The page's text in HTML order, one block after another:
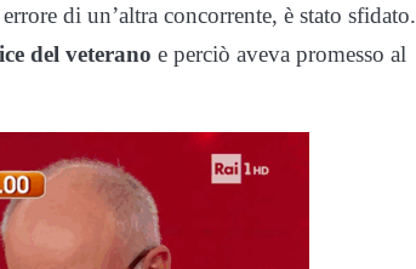
di un’altra concorrente, è stato sfidato.
del veterano e perciò aveva promesso al